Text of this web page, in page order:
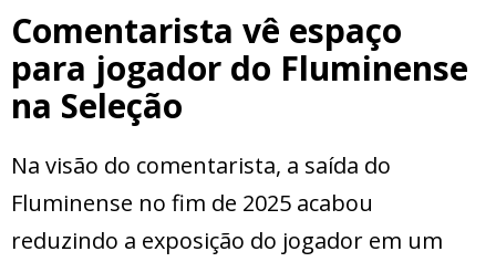
Comentarista vê espaço
para jogador do Fluminense
na Seleção
Na visão do comentarista, a saída do
Fluminense no fim de 2025 acabou
reduzindo a exposição do jogador em um